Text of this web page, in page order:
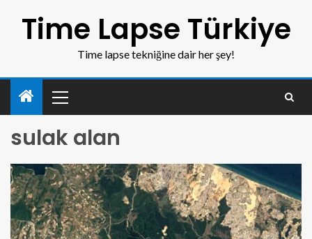
Time Lapse Türkiye
Time lapse tekniğine dair her şey!
sulak alan